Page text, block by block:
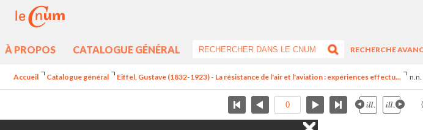
À PROPOS CATALOGUE GÉNÉRAL
RECHERCHE
Accueil Catalogue général Eiffel, Gustave (1832-1923) - La résistance de l'air et l'aviation : expériences effectu...